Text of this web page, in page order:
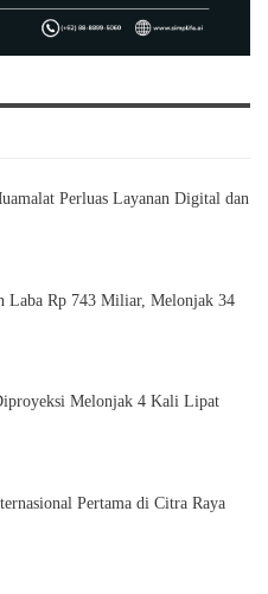
Perluas Layanan Digital dan
Laba Rp 743 Miliar, Melonjak 34
Melonjak 4 Kali Lipat
Pertama di Citra Raya